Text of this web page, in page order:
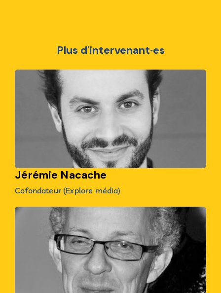
Plus d'intervenant·es
Jérémie Nacache
Cofondateur (Explore média)